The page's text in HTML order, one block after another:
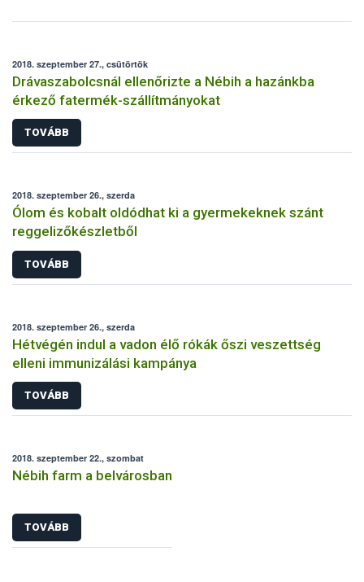
2018. szeptember 27., csütörtök
Drávaszabolcsnál ellenőrizte a Nébih a hazánkba
érkező fatermék-szállítmányokat
TOVÁBB
2018. szeptember 26., szerda
Ólom és kobalt oldódhat ki a gyermekeknek szánt
reggelizőkészletből
TOVÁBB
2018. szeptember 26., szerda
Hétvégén indul a vadon élő rókák őszi veszettség
elleni immunizálási kampánya
TOVÁBB
2018. szeptember 22., szombat
Nébih farm a belvárosban
TOVÁBB